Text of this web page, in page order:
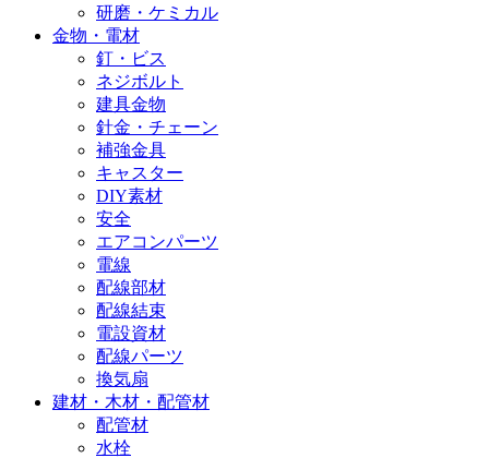
研磨・ケミカル
金物・電材
釘・ビス
ネジボルト
建具金物
針金・チェーン
補強金具
キャスター
DIY素材
安全
エアコンパーツ
電線
配線部材
配線結束
電設資材
配線パーツ
換気扇
建材・木材・配管材
配管材
水栓